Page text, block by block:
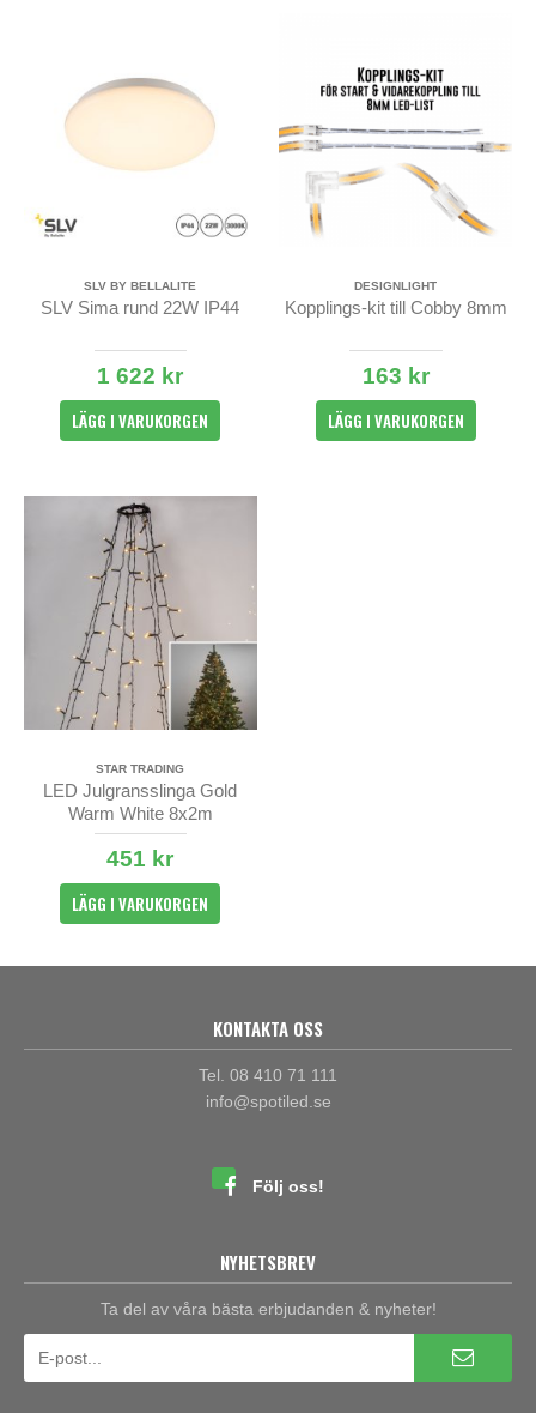
SLV BY BELLALITE
SLV Sima rund 22W IP44
1 622 kr
LÄGG I VARUKORGEN
DESIGNLIGHT
Kopplings-kit till Cobby 8mm
163 kr
LÄGG I VARUKORGEN
STAR TRADING
LED Julgransslinga Gold
Warm White 8x2m
451 kr
LÄGG I VARUKORGEN
KONTAKTA OSS
Tel. 08 410 71 111
info@spotiled.se
Följ oss!
NYHETSBREV
Ta del av våra bästa erbjudanden & nyheter!